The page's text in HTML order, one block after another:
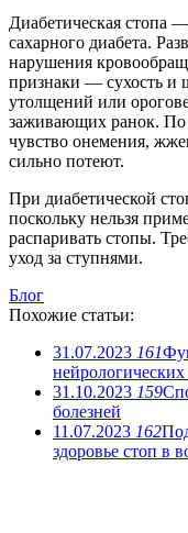
Диабетическая стопа
сахарного диабета.
нарушения
признаки — сухость и
утолщений или
заживающих ранок. По
чувство онемения,
сильно потеют.
При диабетической
поскольку нельзя
распаривать стопы.
уход за ступнями.
Блог
Похожие статьи:
31.07.2023 161
нейрологических
31.10.2023 159
болезней
11.07.2023 162
здоровье стоп в